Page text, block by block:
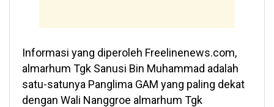
Informasi yang diperoleh Freelinenews.com,
almarhum Tgk Sanusi Bin Muhammad adalah
satu-satunya Panglima GAM yang paling dekat
dengan Wali Nanggroe almarhum Tgk